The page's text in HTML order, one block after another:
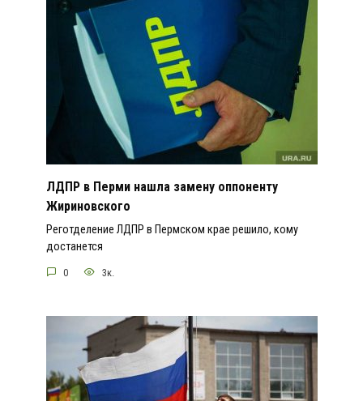
ЛДПР в Перми нашла замену оппоненту
Жириновского
Реготделение ЛДПР в Пермском крае решило, кому
достанется
0 3к.